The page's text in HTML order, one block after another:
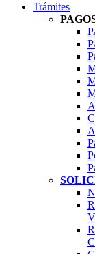
Trámites